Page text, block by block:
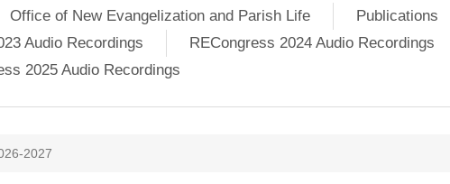
Office of New Evangelization and Parish Life
Publications
Audio Recordings
RECongress 2024 Audio Recordings
2025 Audio Recordings
2027